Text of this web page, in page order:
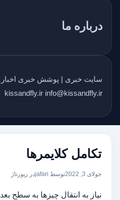
درباره ما
سایت خبری | پوشش خبری اخبار
kissandfly.ir info@kissandfly.ir
تکامل کلایمرها
جولای 3, 2022 توسط jafari در رپورتاژ
نیاز به انتقال چیزها به سطح